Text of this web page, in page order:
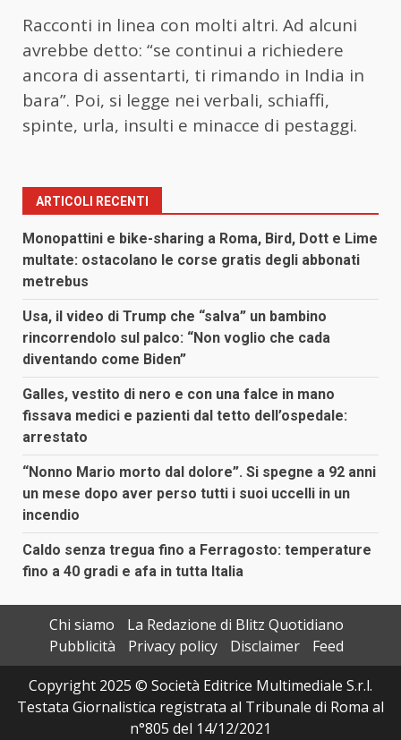
Racconti in linea con molti altri. Ad alcuni
avrebbe detto: “se continui a richiedere
ancora di assentarti, ti rimando in India in
bara”. Poi, si legge nei verbali, schiaffi,
spinte, urla, insulti e minacce di pestaggi.
ARTICOLI RECENTI
Monopattini e bike-sharing a Roma, Bird, Dott e Lime
multate: ostacolano le corse gratis degli abbonati
metrebus
Usa, il video di Trump che “salva” un bambino
rincorrendolo sul palco: “Non voglio che cada
diventando come Biden”
Galles, vestito di nero e con una falce in mano
fissava medici e pazienti dal tetto dell’ospedale:
arrestato
“Nonno Mario morto dal dolore”. Si spegne a 92 anni
un mese dopo aver perso tutti i suoi uccelli in un
incendio
Caldo senza tregua fino a Ferragosto: temperature
fino a 40 gradi e afa in tutta Italia
Chi siamo
La Redazione di Blitz Quotidiano
Pubblicità
Privacy policy Disclaimer
Feed
Copyright 2025 © Società Editrice Multimediale S.r.l.
Testata Giornalistica registrata al Tribunale di Roma al
n°805 del 14/12/2021